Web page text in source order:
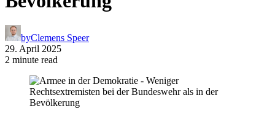
byClemens Speer
29. April 2025
2 minute read